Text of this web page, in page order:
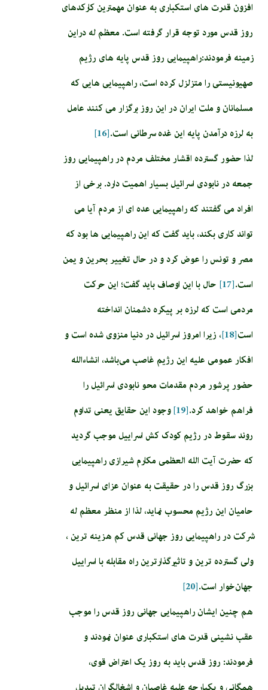
افزون قدرت های استکباری به عنوان مهمترین کارکدهای
روز قدس مورد توجه قرار گرفته است. معظم له دراین
زمینه فرمودند:راهپیمایی روز قدس پایه های رژیم
صهیونیستی را متزلزل کرده است، راهپیمایی هایی که
مسلمانان و ملت ایران در این روز برگزار می کنند عامل
به لرزه درآمدن پایه این غده سرطانی است.[16]
لذا حضور گسترده اقشار مختلف مردم در راهپیمایی روز
جمعه در نابودی اسرائیل بسیار اهمیت دارد. برخی از
افراد می گفتند که راهپیمایی عده ای از مردم آیا می
تواند کاری بکند، باید گفت که این راهپیمایی ها بود که
مصر و تونس را عوض کرد و در حال تغییر بحرین و یمن
است.[17]
حال با این اوصاف باید گفت؛ این حرکت
مردمی است که لرزه بر پیکره دشمنان انداخته
است[18]
، زیرا امروز اسرائیل در دنیا منزوی شده است و
افکار عمومی علیه این رژیم غاصب می‌باشد، انشاء‌الله
حضور پرشور مردم مقدمات محو نابودی اسرائیل را
فراهم خواهد کرد.[19]
وجود این حقایق یعنی تداوم
روند سقوط در رژیم کودک کش اسراییل موجب گردید
که حضرت آیت الله العظمی مکارم شیرازی راهپیمایی
بزرگ روز قدس را در حقیقت به عنوان عزای اسرائیل و
حامیان این رژیم محسوب نماید، لذا از منظر معظم له
شرکت در راهپیمایی روز جهانی قدس کم هزینه ترین ،
ولی گسترده ترین و تاثیرگذارترین راه مقابله با اسراییل
جهان‌خوار است.[20]
هم چنین ایشان راهپیمایی جهانی روز قدس را موجب
عقب نشینی قدرت های استکباری عنوان نمودند و
فرمودند: روز قدس باید به روز یک اعتراض قوی،